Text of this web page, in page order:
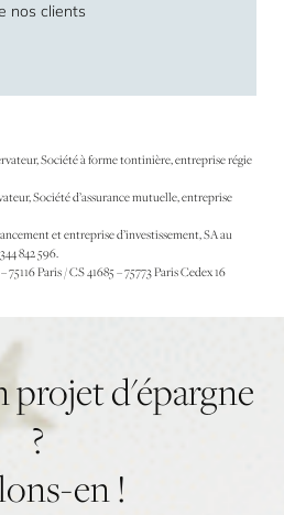
nos clients
Société à forme tontinière, entreprise régie
Société d’assurance mutuelle, entreprise
et entreprise d’investissement, SA au
842 596.
Paris / CS 41685 – 75773 Paris Cedex 16
projetd'épargne
?
en!